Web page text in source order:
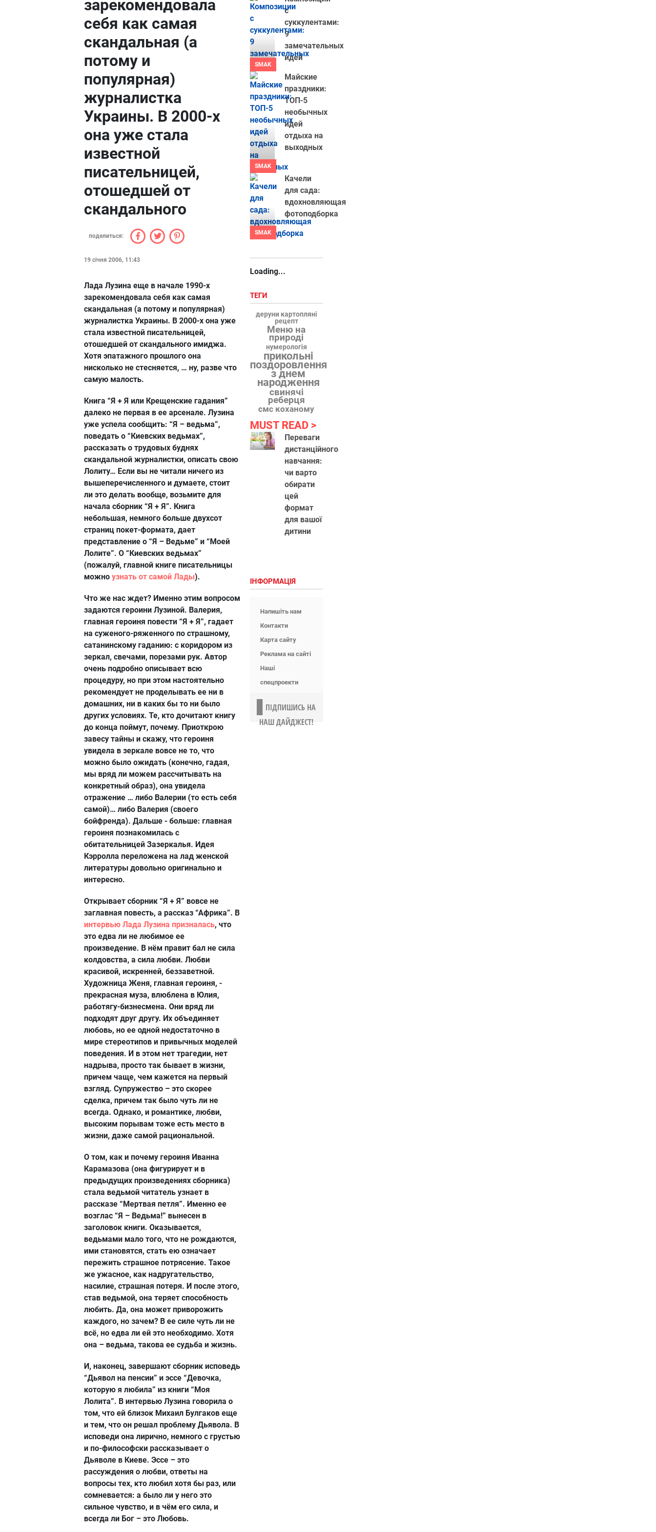
зарекомендовала
себя как самая
скандальная (а
потому и
популярная)
журналистка
Украины. В 2000-х
она уже стала
известной
писательницей,
отошедшей от
скандального
поделиться:
19 січня 2006, 11:43
Лада Лузина еще в начале 1990-х
зарекомендовала себя как самая
скандальная (а потому и популярная)
журналистка Украины. В 2000-х она уже
стала известной писательницей,
отошедшей от скандального имиджа.
Хотя эпатажного прошлого она
нисколько не стесняется, … ну, разве что
самую малость.
Книга “Я + Я или Крещенские гадания”
далеко не первая в ее арсенале. Лузина
уже успела сообщить: “Я – ведьма”,
поведать о “Киевских ведьмах”,
рассказать о трудовых буднях
скандальной журналистки, описать свою
Лолиту… Если вы не читали ничего из
вышеперечисленного и думаете, стоит
ли это делать вообще, возьмите для
начала сборник “Я + Я”. Книга
небольшая, немного больше двухсот
страниц покет-формата, дает
представление о “Я – Ведьме” и “Моей
Лолите”. О “Киевских ведьмах”
(пожалуй, главной книге писательницы
можно узнать от самой Лады).
Что же нас ждет? Именно этим вопросом
задаются героини Лузиной. Валерия,
главная героиня повести “Я + Я”, гадает
на суженого-ряженного по страшному,
сатанинскому гаданию: с коридором из
зеркал, свечами, порезами рук. Автор
очень подробно описывает всю
процедуру, но при этом настоятельно
рекомендует не проделывать ее ни в
домашних, ни в каких бы то ни было
других условиях. Те, кто дочитают книгу
до конца поймут, почему. Приоткрою
завесу тайны и скажу, что героиня
увидела в зеркале вовсе не то, что
можно было ожидать (конечно, гадая,
мы вряд ли можем рассчитывать на
конкретный образ), она увидела
отражение … либо Валерии (то есть себя
самой)… либо Валерия (своего
бойфренда). Дальше - больше: главная
героиня познакомилась с
обитательницей Зазеркалья. Идея
Кэрролла переложена на лад женской
литературы довольно оригинально и
интересно.
Открывает сборник “Я + Я” вовсе не
заглавная повесть, а рассказ “Африка”. В
интервью Лада Лузина призналась, что
это едва ли не любимое ее
произведение. В нём правит бал не сила
колдовства, а сила любви. Любви
красивой, искренней, беззаветной.
Художница Женя, главная героиня, -
прекрасная муза, влюблена в Юлия,
работягу-бизнесмена. Они вряд ли
подходят друг другу. Их объединяет
любовь, но ее одной недостаточно в
мире стереотипов и привычных моделей
поведения. И в этом нет трагедии, нет
надрыва, просто так бывает в жизни,
причем чаще, чем кажется на первый
взгляд. Супружество – это скорее
сделка, причем так было чуть ли не
всегда. Однако, и романтике, любви,
высоким порывам тоже есть место в
жизни, даже самой рациональной.
О том, как и почему героиня Иванна
Карамазова (она фигурирует и в
предыдущих произведениях сборника)
стала ведьмой читатель узнает в
рассказе “Мертвая петля”. Именно ее
возглас “Я – Ведьма!” вынесен в
заголовок книги. Оказывается,
ведьмами мало того, что не рождаются,
ими становятся, стать ею означает
пережить страшное потрясение. Такое
же ужасное, как надругательство,
насилие, страшная потеря. И после этого,
став ведьмой, она теряет способность
любить. Да, она может приворожить
каждого, но зачем? В ее силе чуть ли не
всё, но едва ли ей это необходимо. Хотя
она – ведьма, такова ее судьба и жизнь.
И, наконец, завершают сборник исповедь
“Дьявол на пенсии” и эссе “Девочка,
которую я любила” из книги “Моя
Лолита”. В интервью Лузина говорила о
том, что ей близок Михаил Булгаков еще
и тем, что он решал проблему Дьявола. В
исповеди она лирично, немного с грустью
и по-философски рассказывает о
Дьяволе в Киеве. Эссе – это
рассуждения о любви, ответы на
вопросы тех, кто любил хотя бы раз, или
сомневается: а было ли у него это
сильное чувство, и в чём его сила, и
всегда ли Бог – это Любовь.
SMAK
с
суккулентами:
9
замечательных
идей
SMAK
Майские
праздники:
ТОП-5
необычных
идей
отдыха на
выходных
SMAK
Качели
для сада:
вдохновляющая
фотоподборка
Loading...
ТЕГИ
деруни картопляні
рецепт
Меню на
природі
нумерологія
прикольні
поздоровлення
з днем
народження
свинячі
реберця
смс коханому
MUST READ
Переваги
дистанційного
навчання:
чи варто
обирати
цей
формат
для вашої
дитини
ІНФОРМАЦІЯ
Напишіть нам
Контакти
Карта сайту
Реклама на сайті
Наші
спецпроекти
ПІДПИШИСЬ НА
НАШ ДАЙДЖЕСТ!